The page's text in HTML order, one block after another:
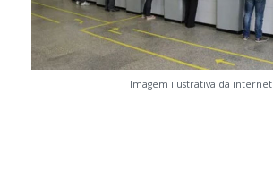
Imagem ilustrativa da internet